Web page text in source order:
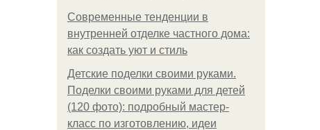
Современные тенденции в
внутренней отделке частного дома:
как создать уют и стиль
Детские поделки своими руками.
Поделки своими руками для детей
(120 фото): подробный мастер-
класс по изготовлению, идеи